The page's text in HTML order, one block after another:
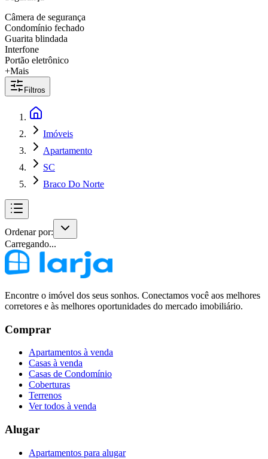
Câmera de segurança
Condomínio fechado
Guarita blindada
Interfone
Portão eletrônico
+Mais
Filtros
Imóveis
Apartamento
SC
Braco Do Norte
Ordenar por:
Carregando...
Encontre o imóvel dos seus sonhos. Conectamos você aos melhores
corretores e às melhores oportunidades do mercado imobiliário.
Comprar
Apartamentos à venda
Casas à venda
Casas de Condomínio
Coberturas
Terrenos
Ver todos à venda
Alugar
Apartamentos para alugar